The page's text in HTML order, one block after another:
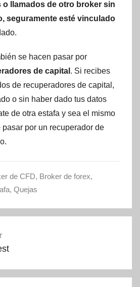
o llamados de otro broker sin
seguramente esté vinculado
se hacen pasar por
de capital . Si recibes
de recuperadores de capital,
o sin haber dado tus datos
de otra estafa y sea el mismo
por un recuperador de
de CFD, Broker de forex,
, Quejas